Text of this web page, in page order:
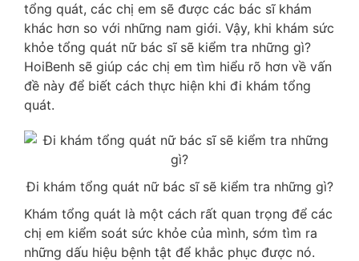
tổng quát, các chị em sẽ được các bác sĩ khám
khác hơn so với những nam giới. Vậy, khi khám sức
khỏe tổng quát nữ bác sĩ sẽ kiểm tra những gì?
HoiBenh sẽ giúp các chị em tìm hiểu rõ hơn về vấn
đề này để biết cách thực hiện khi đi khám tổng
quát.
Đi khám tổng quát nữ bác sĩ sẽ kiểm tra những gì?
Khám tổng quát là một cách rất quan trọng để các
chị em kiểm soát sức khỏe của mình, sớm tìm ra
những dấu hiệu bệnh tật để khắc phục được nó.